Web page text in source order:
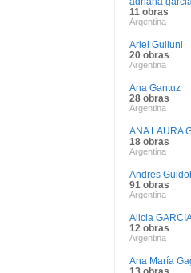
11 obras
Argentina
Ariel Gulluni
20 obras
Argentina
Ana Gantuz
28 obras
Argentina
ANA LAURA
18 obras
Argentina
Andres
91 obras
Argentina
Alicia
12 obras
Argentina
Ana María